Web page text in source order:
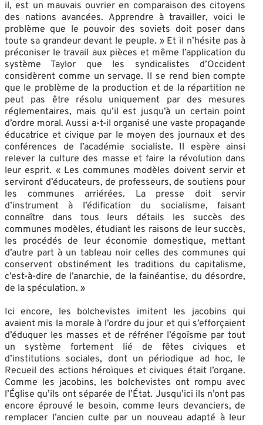
il, est un mauvais ouvrier en comparaison des citoyens
des nations avancées. Apprendre à travailler, voici le
problème que le pouvoir des soviets doit poser dans
toute sa grandeur devant le peuple. » Et il n’hésite pas à
préconiser le travail aux pièces et même l’application du
système Taylor que les syndicalistes d’Occident
considèrent comme un servage. Il se rend bien compte
que le problème de la production et de la répartition ne
peut pas être résolu uniquement par des mesures
réglementaires, mais qu’il est jusqu’à un certain point
d’ordre moral. Aussi a-t-il organisé une vaste propagande
éducatrice et civique par le moyen des journaux et des
conférences de l’académie socialiste. Il espère ainsi
relever la culture des masse et faire la révolution dans
leur esprit. « Les communes modèles doivent servir et
serviront d’éducateurs, de professeurs, de soutiens pour
les communes arriérées. La presse doit servir
d’instrument à l’édification du socialisme, faisant
connaître dans tous leurs détails les succès des
communes modèles, étudiant les raisons de leur succès,
les procédés de leur économie domestique, mettant
d’autre part à un tableau noir celles des communes qui
conservent obstinément les traditions du capitalisme,
c’est-à-dire de l’anarchie, de la fainéantise, du désordre,
de la spéculation. »
Ici encore, les bolchevistes imitent les jacobins qui
avaient mis la morale à l’ordre du jour et qui s’efforçaient
d’éduquer les masses et de réfréner l’égoïsme par tout
un système fortement lié de fêtes civiques et
d’institutions sociales, dont un périodique ad hoc, le
Recueil des actions héroïques et civiques était l’organe.
Comme les jacobins, les bolchevistes ont rompu avec
l’Église qu’ils ont séparée de l’État. Jusqu’ici ils n’ont pas
encore éprouvé le besoin, comme leurs devanciers, de
remplacer l’ancien culte par un nouveau adapté à leur